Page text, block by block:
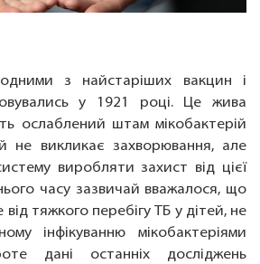
з найстаріших вакцин і
у 1921 році. Це жива
ослаблений штам мікобактерій
не викликає захворювання, але
виробляти захист від цієї
часу зазвичай вважалося, що
тяжкого перебігу ТБ у дітей, не
інфікуванню мікобактеріями
дані останніх досліджень